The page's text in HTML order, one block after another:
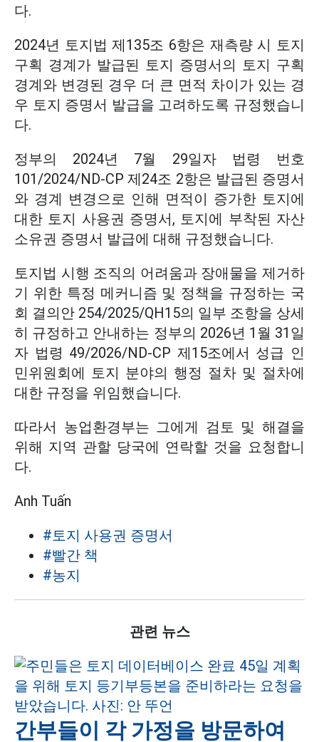
다.
2024년 토지법 제135조 6항은 재측량 시 토지
구획 경계가 발급된 토지 증명서의 토지 구획
경계와 변경된 경우 더 큰 면적 차이가 있는 경
우 토지 증명서 발급을 고려하도록 규정했습니
다.
정부의 2024년 7월 29일자 법령 번호
101/2024/ND-CP 제24조 2항은 발급된 증명서
와 경계 변경으로 인해 면적이 증가한 토지에
대한 토지 사용권 증명서, 토지에 부착된 자산
소유권 증명서 발급에 대해 규정했습니다.
토지법 시행 조직의 어려움과 장애물을 제거하
기 위한 특정 메커니즘 및 정책을 규정하는 국
회 결의안 254/2025/QH15의 일부 조항을 상세
히 규정하고 안내하는 정부의 2026년 1월 31일
자 법령 49/2026/ND-CP 제15조에서 성급 인
민위원회에 토지 분야의 행정 절차 및 절차에
대한 규정을 위임했습니다.
따라서 농업환경부는 그에게 검토 및 해결을
위해 지역 관할 당국에 연락할 것을 요청합니
다.
Anh Tuấn
#토지 사용권 증명서
#빨간 책
#농지
관련 뉴스
간부들이 각 가정을 방문하여